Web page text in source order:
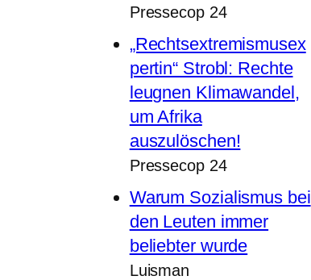
Pressecop 24
„Rechtsextremismusex
pertin“ Strobl: Rechte
leugnen Klimawandel,
um Afrika
auszulöschen!
Pressecop 24
Warum Sozialismus bei
den Leuten immer
beliebter wurde
Luisman